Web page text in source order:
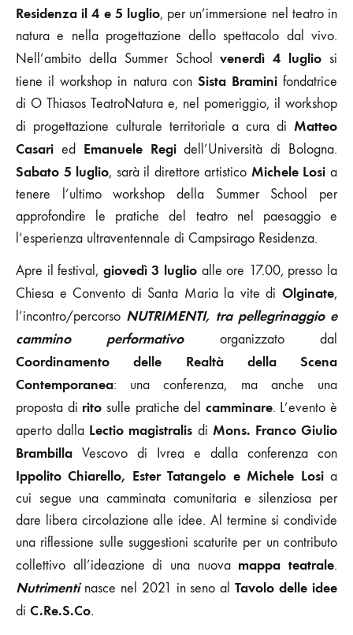
Residenza il 4 e 5 luglio, per un’immersione nel teatro in
natura e nella progettazione dello spettacolo dal vivo.
Nell’ambito della Summer School
venerdì 4 lugliosi
tiene il workshop in natura con Sista Braminifondatrice
di O Thiasos TeatroNatura e, nel pomeriggio, il workshop
di progettazione culturale territoriale a cura di Matteo
Casari ed Emanuele Regidell’Università di Bologna.
Sabato 5 luglio, sarà il direttore artistico Michele Losia
tenere l’ultimo workshop della Summer School per
approfondire le pratiche del teatro nel paesaggio e
l’esperienza ultraventennale di Campsirago Residenza.
Apre il festival, giovedì 3 luglio alle ore 17.00, presso la
Chiesa e Convento di Santa Maria la vite di Olginate,
l’incontro/percorso NUTRIMENTI, tra pellegrinaggio e
cammino performativo organizzato dal
Coordinamento delle Realtà della Scena
Contemporanea: una conferenza, ma anche una
proposta di rito sulle pratiche del camminare. L’evento è
aperto dalla Lectio magistralis di Mons. Franco Giulio
Brambilla Vescovo di Ivrea e dalla conferenza con
Ippolito Chiarello, Ester Tatangelo e Michele Losia
cui segue una camminata comunitaria e silenziosa per
dare libera circolazione alle idee. Al termine si condivide
una riflessione sulle suggestioni scaturite per un contributo
collettivo all’ideazione di una nuova mappa teatrale.
Nutrimentinasce nel 2021 in seno alTavolo delle idee
di C.Re.S.Co.